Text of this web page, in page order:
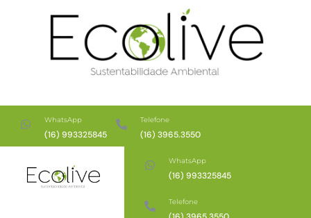
(16) 993325845
WhatsApp
(16) 3965.3550
Telefone
(16) 993325845
WhatsApp
Telefone